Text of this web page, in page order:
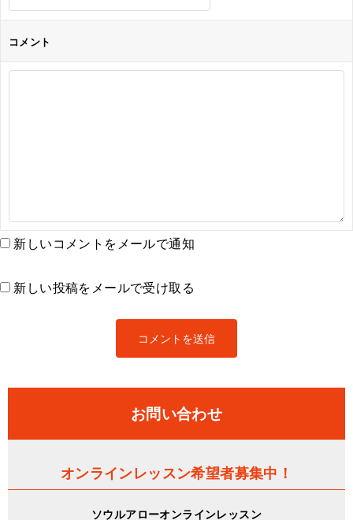
コメント
新しいコメントをメールで通知
新しい投稿をメールで受け取る
お問い合わせ
オンラインレッスン希望者募集中！
ソウルアローオンラインレッスン